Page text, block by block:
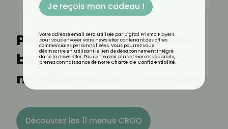
Pennes complètes crues :
bienfaits, valeurs
nutritionnelles et recettes
Découvrez les 11 menus CROQ
Je reçois mon cadeau !
Votre adresse email sera utilisée par Digital Prisma Players
pour vous envoyer votre newsletter contenant des offres
commerciales personnalisées. Vous pourrez vous
désinscrire en utilisant le lien de désabonnement intégré
dans la newsletter. Pour en savoir plus et exercer vos droits,
prenez connaissance de notre Charte de Confidentialité.